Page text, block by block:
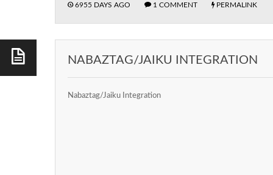
6955 DAYS AGO 1 COMMENT PERMALINK
NABAZTAG/JAIKU INTEGRATION
Nabaztag/Jaiku Integration